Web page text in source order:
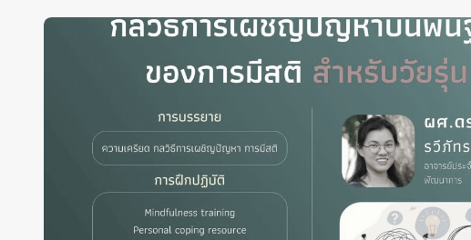
SSBW Activities
ทุนและรางวัล
CU Radio